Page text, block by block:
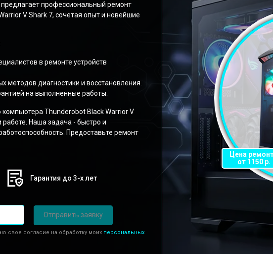
профессиональный ремонт
V Shark 7, сочетая опыт и новейшие
в ремонте устройств
методов диагностики и восстановления.
на выполненные работы.
Thunderobot Black Warrior V
Наша задача - быстро и
Предоставьте ремонт
Гарантия до 3-х лет
Отправить заявку
свое согласие на обработку моих персональных
Цена
от 1150 р.